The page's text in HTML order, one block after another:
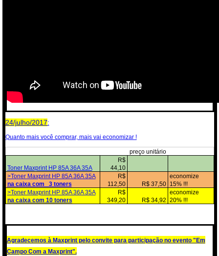
24/julho/2017:
Quanto mais você comprar, mais vai economizar !
preço unitário
Toner Maxprint HP 85A 36A 35A
R$
44,10
>Toner Maxprint HP 85A 36A 35A
na caixa com 3 toners
R$
112,50
R$ 37,50
economize
15% !!!
>Toner Maxprint HP 85A 36A 35A
na caixa com 10 toners
R$
349,20
R$ 34,92
economize
20% !!!
Agradecemos à Maxprint pelo convite para participação no evento "Em
Campo Com a Maxprint".